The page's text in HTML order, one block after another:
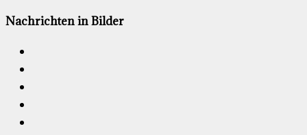
Nachrichten in Bilder